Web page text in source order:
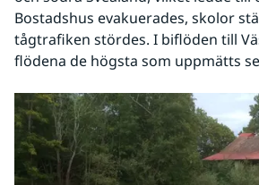
Bostadshus evakuerades, skolor
tågtrafiken stördes. I biflöden till
flödena de högsta som uppmätts